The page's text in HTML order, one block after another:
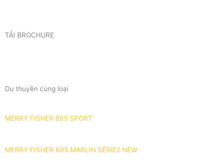
TẢI BROCHURE
Du thuyền cùng loại
MERRY FISHER 895 SPORT
MERRY FISHER 695 MARLIN SÉRIE2 NEW